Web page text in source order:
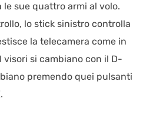
sue quattro armi al volo.
lo stick sinistro controlla
la telecamera come in
si cambiano con il D-
premendo quei pulsanti